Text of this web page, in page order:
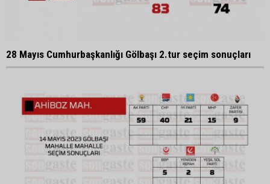
28 Mayıs Cumhurbaşkanlığı Gölbaşı 2.tur seçim sonuçları